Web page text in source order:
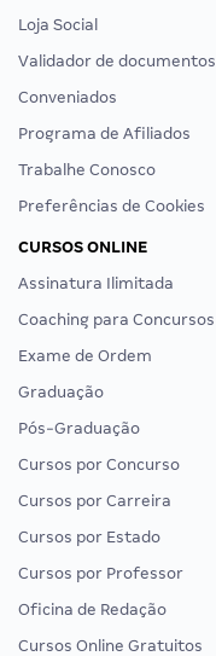
Loja Social
Validador de documentos
Conveniados
Programa de Afiliados
Trabalhe Conosco
Preferências de Cookies
CURSOS ONLINE
Assinatura Ilimitada
Coaching para Concursos
Exame de Ordem
Graduação
Pós-Graduação
Cursos por Concurso
Cursos por Carreira
Cursos por Estado
Cursos por Professor
Oficina de Redação
Cursos Online Gratuitos